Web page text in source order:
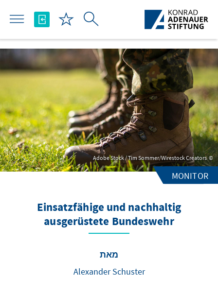
Skip to Main Content
Adobe Stock / Tim Sommer/Wirestock Creators
MONITOR
Einsatzfähige und nachhaltig
ausgerüstete Bundeswehr
מאת
Alexander Schuster